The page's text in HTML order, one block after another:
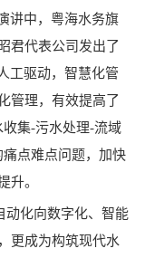
讲中，粤海水务旗
君代表公司发出了
工驱动，智慧化管
管理，有效提高了
集-污水处理-流域
点难点问题，加快
升。
动化向数字化、智能
更成为构筑现代水